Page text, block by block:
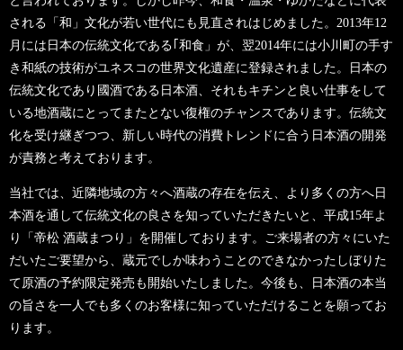
される「和」文化が若い世代にも見直されはじめました。2013年12
月には日本の伝統文化である｢和食」が、翌2014年には小川町の手す
き和紙の技術がユネスコの世界文化遺産に登録されました。日本の
伝統文化であり國酒である日本酒、それもキチンと良い仕事をして
いる地酒蔵にとってまたとない復権のチャンスであります。伝統文
化を受け継ぎつつ、新しい時代の消費トレンドに合う日本酒の開発
が責務と考えております。
当社では、近隣地域の方々へ酒蔵の存在を伝え、より多くの方へ日
本酒を通して伝統文化の良さを知っていただきたいと、平成15年よ
り「帝松 酒蔵まつり」を開催しております。ご来場者の方々にいた
だいたご要望から、蔵元でしか味わうことのできなかったしぼりた
て原酒の予約限定発売も開始いたしました。今後も、日本酒の本当
の旨さを一人でも多くのお客様に知っていただけることを願ってお
ります。